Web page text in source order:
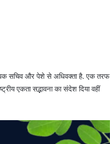
सचिव और पेशे से अधिवक्ता है. एक तरफ
एकता सद्भावना का संदेश दिया वहीं